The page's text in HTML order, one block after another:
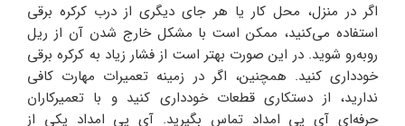
اگر در منزل، محل کار یا هر جای دیگری از درب کرکره برقی
استفاده می‌کنید، ممکن است با مشکل خارج شدن آن از ریل
روبه‌رو شوید. در این صورت بهتر است از فشار زیاد به کرکره برقی
خودداری کنید. همچنین، اگر در زمینه تعمیرات مهارت کافی
ندارید، از دستکاری قطعات خودداری کنید و با تعمیرکاران
حرفه‌ای آی پی امداد تماس بگیرید. آی پی امداد یکی از